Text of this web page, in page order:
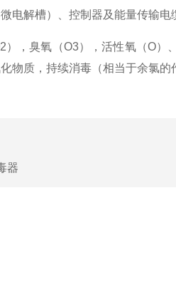
电解槽）、控制器及能量传输电
，臭氧（O3），活性氧（O）
物质，持续消毒（相当于余氯的
器